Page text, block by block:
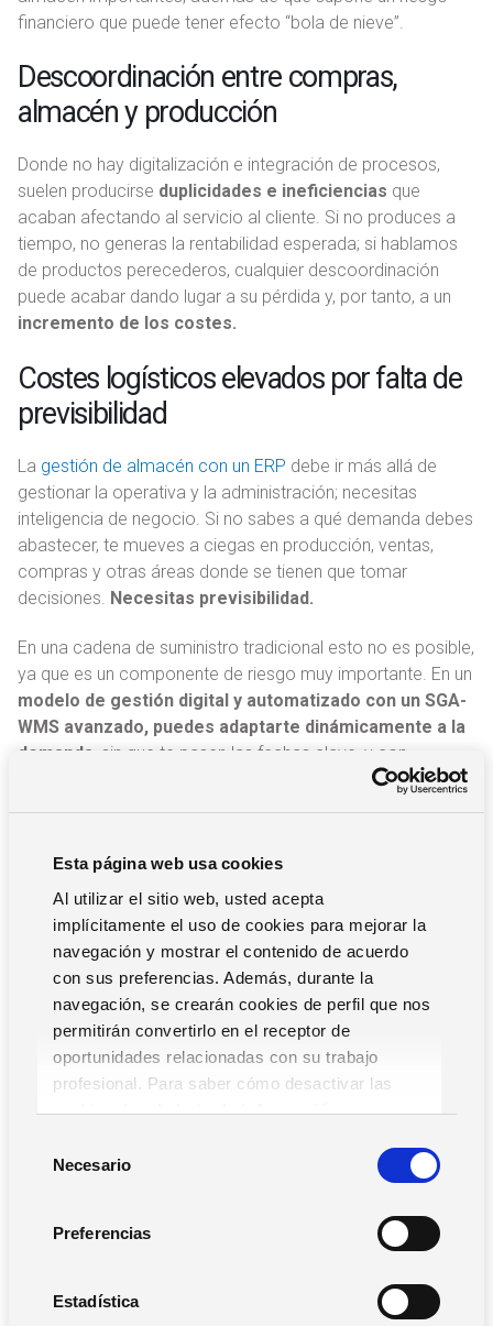
Esta página web usa cookies
Al utilizar el sitio web, usted acepta
implícitamente el uso de cookies para mejorar la
navegación y mostrar el contenido de acuerdo
con sus preferencias. Además, durante la
navegación, se crearán cookies de perfil que nos
permitirán convertirlo en el receptor de
oportunidades relacionadas con su trabajo
profesional. Para saber cómo desactivar las
cookies,Lea la hoja de información.
Necesario
Preferencias
Estadística
financiero que puede tener efecto “bola de nieve”.
Descoordinación entre compras,
almacén y producción
Donde no hay digitalización e integración de procesos,
suelen producirse duplicidades e ineficiencias que
acaban afectando al servicio al cliente. Si no produces a
tiempo, no generas la rentabilidad esperada; si hablamos
de productos perecederos, cualquier descoordinación
puede acabar dando lugar a su pérdida y, por tanto, a un
incremento de los costes.
Costes logísticos elevados por falta de
previsibilidad
La gestión de almacén con un ERP debe ir más allá de
gestionar la operativa y la administración; necesitas
inteligencia de negocio. Si no sabes a qué demanda debes
abastecer, te mueves a ciegas en producción, ventas,
compras y otras áreas donde se tienen que tomar
decisiones. Necesitas previsibilidad.
En una cadena de suministro tradicional esto no es posible,
ya que es un componente de riesgo muy importante. En un
modelo de gestión digital y automatizado con un SGA-
WMS avanzado, puedes adaptarte dinámicamente a la
demanda , sin que te pasen las fechas clave, y con
automatizaciones que hacen que las entregas lleguen en el
¿Qué tecnologías se necesitan para
digitalizar el supply chain?
Si tienes una industria o una empresa en el sector de la
distribución, no necesitas simplemente cambiar de
software, sino utilizar unconjunto de soluciones
tecnológicas conectadas e integradas (SGA, APS,
MES, ERP)que te permitan garantizar perfecta
coordinación, sincronización de datos y procesos y
eficiencia operativa.
3 soluciones
clave que desde Zucchetti Spain
consideramos esenciales para evolucionar hacia una